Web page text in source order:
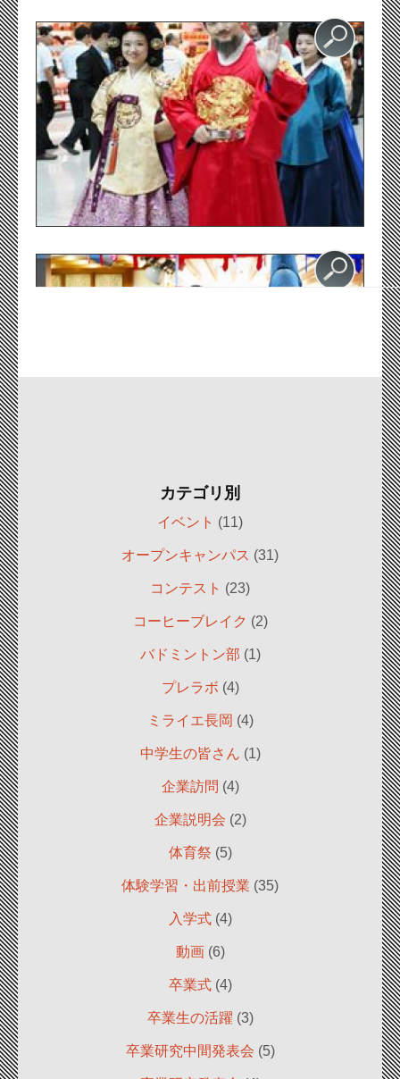
カテゴリ別
イベント (11)
オープンキャンパス (31)
コンテスト (23)
コーヒーブレイク (2)
バドミントン部 (1)
プレラボ (4)
ミライエ長岡 (4)
中学生の皆さん (1)
企業訪問 (4)
企業説明会 (2)
体育祭 (5)
体験学習・出前授業 (35)
入学式(4)
動画(6)
卒業式(4)
卒業生の活躍 (3)
卒業研究中間発表会 (5)